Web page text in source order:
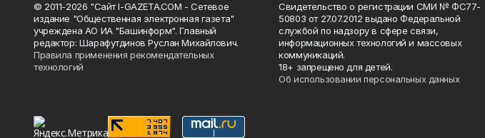
© 2011-2026 "Сайт I-GAZETA.COM - Сетевое
издание "Общественная электронная газета"
учреждена АО ИА "Башинформ". Главный
редактор: Шарафутдинов Руслан Михайлович.
Правила применения рекомендательных
технологий
Свидетельство о регистрации СМИ № ФС77-
50803 от 27.07.2012 выдано Федеральной
службой по надзору в сфере связи,
информационных технологий и массовых
коммуникаций.
18+ запрещено для детей.
Об использовании персональных данных